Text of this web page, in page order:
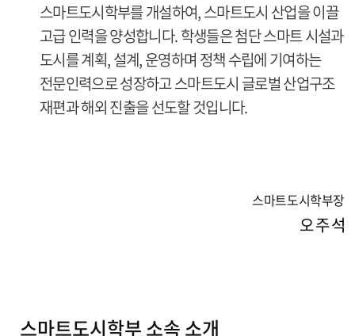
스마트도시학부를 개설하여, 스마트도시 산업을 이끌
고급 인력을 양성합니다. 학생들은 첨단 스마트 시설과
도시를 계획, 설계, 운영하며 정책 수립에 기여하는
전문인력으로 성장하고 스마트도시 글로벌 산업구조
재편과 해외 진출을 선도할 것입니다.
스마트도시학부장
오 주 석
스마트도시학부 소속 소개